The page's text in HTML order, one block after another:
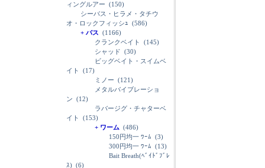
ィングルアー (150)
シーバス・ヒラメ・タチウ
オ・ロックフィッシｭ (586)
+ バス (1166)
クランクベイト
(145)
シャッド (30)
ビッグベイト・スイムベ
イト
(17)
ミノー (121)
メタルバイブレーショ
ン (12)
ラバージグ・チャターベ
イト
(153)
+ ワーム (486)
150円均一 ﾜｰﾑ (3)
300円均一 ﾜｰﾑ (13)
Bait Breath(ﾍﾞｲﾄﾞﾌﾞﾚ
ｽ) (6)